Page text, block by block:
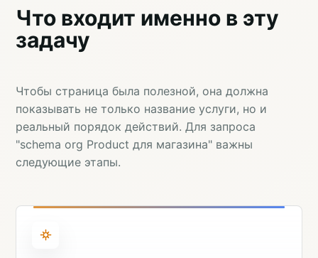
Что входит именно в эту
задачу
Чтобы страница была полезной, она должна
показывать не только название услуги, но и
реальный порядок действий. Для запроса
"schema org Product для магазина" важны
следующие этапы.